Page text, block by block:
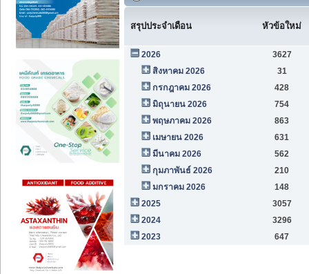
สรุปประจำเดือน หัวข้อใหม่
2026
3627
สิงหาคม 2026
31
กรกฎาคม 2026
428
มิถุนายน 2026
754
พฤษภาคม 2026
863
เมษายน 2026
631
มีนาคม 2026
562
กุมภาพันธ์ 2026
210
มกราคม 2026
148
2025
3057
2024
3296
2023
647